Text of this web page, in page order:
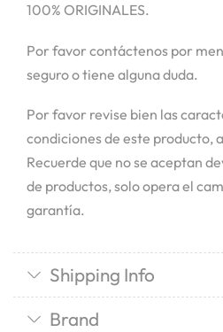
100% ORIGINALES.
Por favor contáctenos por
seguro o tiene alguna duda.
Por favor revise bien las
condiciones de este producto,
Recuerde que no se aceptan
de productos, solo opera el
garantía.
Shipping Info
Brand